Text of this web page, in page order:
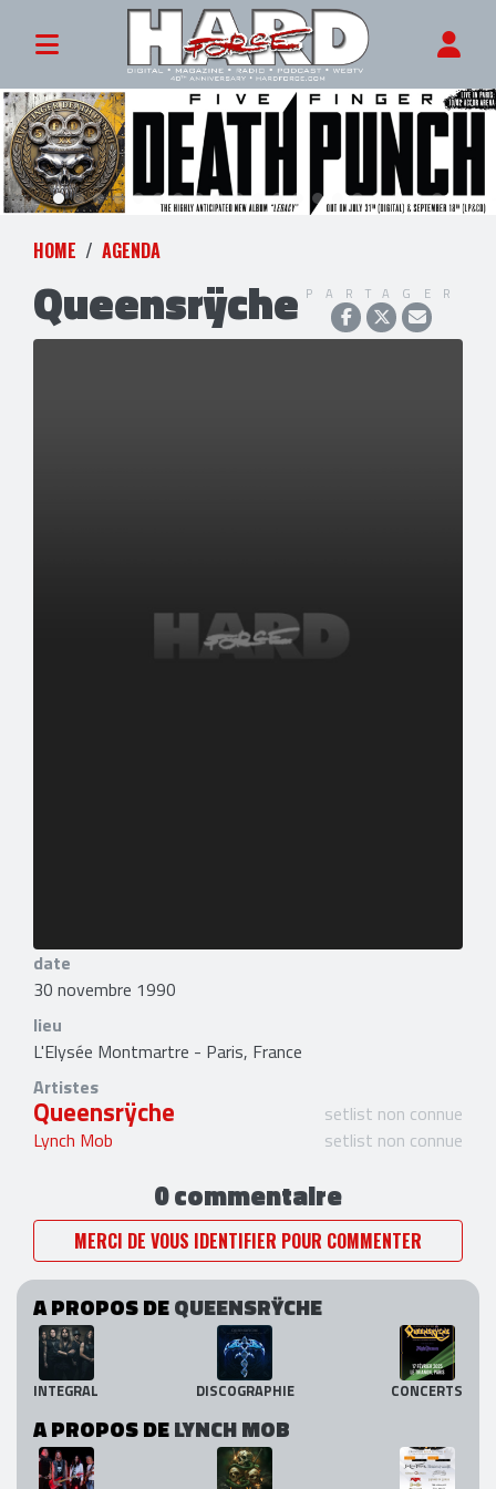
HOME AGENDA
Queensrÿche PARTAGER
date
30 novembre 1990
lieu
L'Elysée Montmartre - Paris, France
Artistes
Queensrÿche
setlist non connue
Lynch Mob
setlist non connue
0 commentaire
MERCI DE VOUS IDENTIFIER POUR COMMENTER
A PROPOS DEQUEENSRŸCHE
INTEGRAL DISCOGRAPHIE CONCERTS
A PROPOS DELYNCH MOB